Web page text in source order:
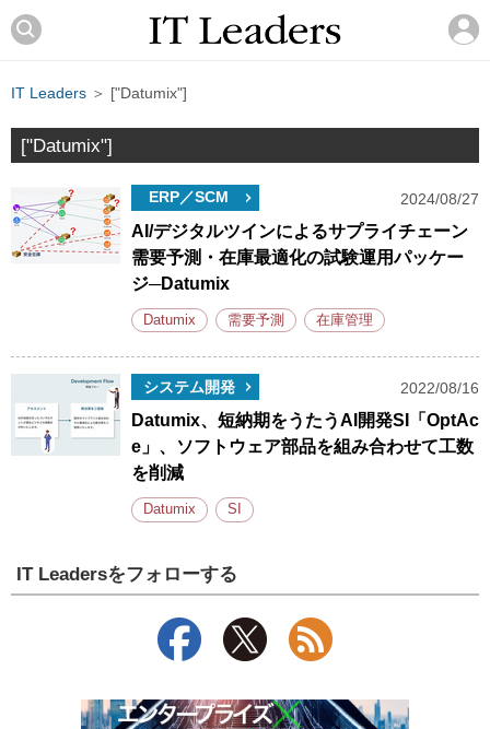
IT Leaders ＞ ["Datumix"]
["Datumix"]
ERP／SCM 2024/08/27
AI/デジタルツインによるサプライチェーン
需要予測・在庫最適化の試験運用パッケー
ジ─Datumix
Datumix 需要予測 在庫管理
システム開発 2022/08/16
Datumix、短納期をうたうAI開発SI「OptAc
e」、ソフトウェア部品を組み合わせて工数
を削減
Datumix SI
IT Leadersをフォローする